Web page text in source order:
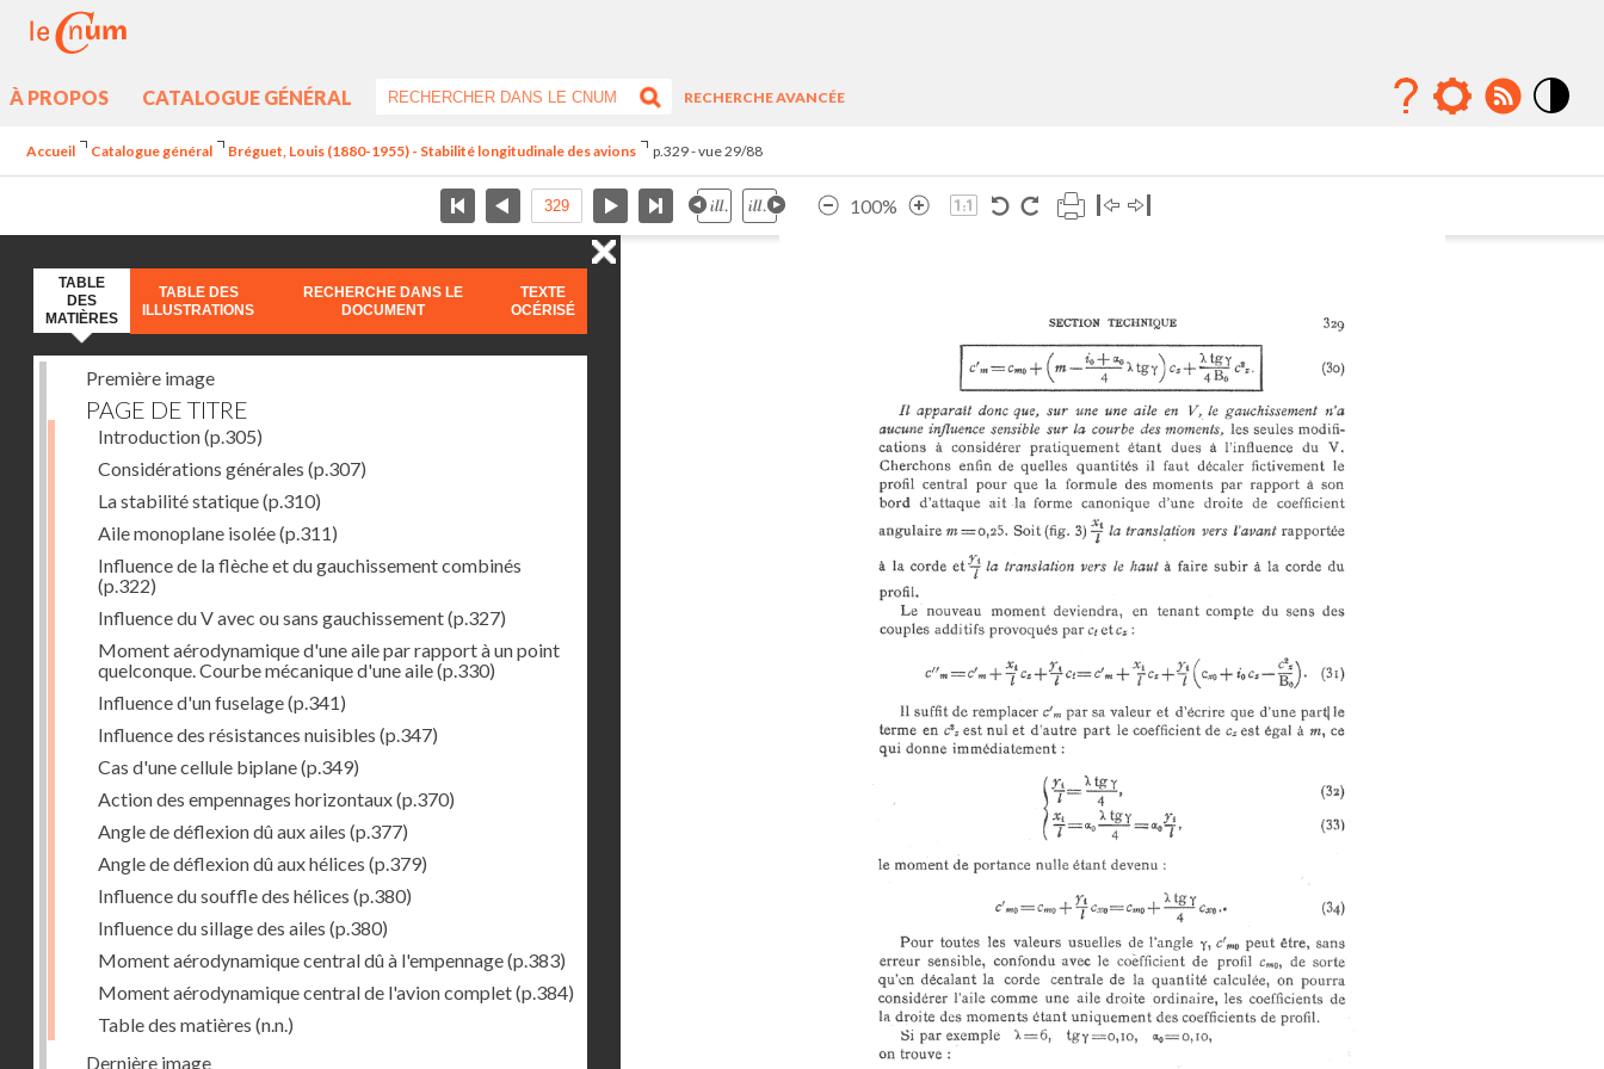
À PROPOS CATALOGUE GÉNÉRAL
RECHERCHE AVANCÉE
Accueil Catalogue général Bréguet, Louis (1880-1955) - Stabilité longitudinale des avions p.329 - vue 29/88
100%
TABLE
DES
MATIÈRES
TABLE DES
ILLUSTRATIONS
RECHERCHE DANS LE
DOCUMENT
TEXTE
OCÉRISÉ
Première image
PAGE DE TITRE
Introduction(p.305)
Considérations générales (p.307)
La stabilité statique(p.310)
Aile monoplane isolée(p.311)
Influence de la flèche et du gauchissement combinés
(p.322)
Influence du V avec ou sans gauchissement(p.327)
Moment aérodynamique d'une aile par rapport à un point
quelconque. Courbe mécanique d'une aile(p.330)
Influence d'un fuselage(p.341)
Influence des résistances nuisibles (p.347)
Cas d'une cellule biplane(p.349)
Action des empennages horizontaux(p.370)
Angle de déflexion dû aux ailes (p.377)
Angle de déflexion dû aux hélices (p.379)
Influence du souffle des hélices (p.380)
Influence du sillage des ailes (p.380)
Moment aérodynamique central dû à l'empennage(p.383)
Moment aérodynamique central de l'avion complet(p.384)
Table des matières (n.n.)
Dernière image